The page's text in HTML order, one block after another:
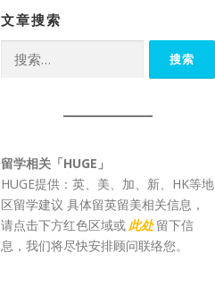
文章搜索
索：
留学相关「HUGE」
HUGE提供：英、美、加、新、HK等地
区留学建议 具体留英留美相关信息，
请点击下方红色区域或此处 留下信
息，我们将尽快安排顾问联络您。